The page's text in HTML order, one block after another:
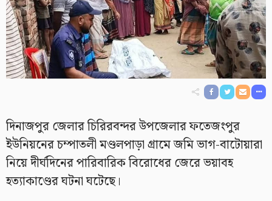
দিনাজপুর জেলার চিরিরবন্দর উপজেলার ফতেজংপুর
ইউনিয়নের চম্পাতলী মণ্ডলপাড়া গ্রামে জমি ভাগ-বাটোয়ারা
নিয়ে দীর্ঘদিনের পারিবারিক বিরোধের জেরে ভয়াবহ
হত্যাকাণ্ডের ঘটনা ঘটেছে।